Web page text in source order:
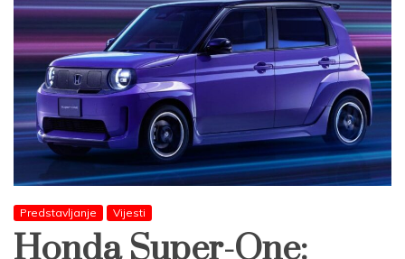
Predstavljanje Vijesti
Honda Super-One: